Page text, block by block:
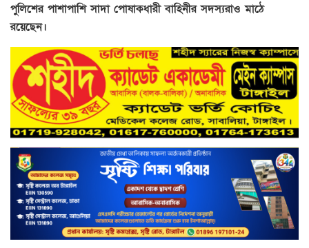
পুলিশের পাশাপাশি সাদা পোষাকধারী বাহিনীর সদস্যরাও মাঠে
রয়েছেন।